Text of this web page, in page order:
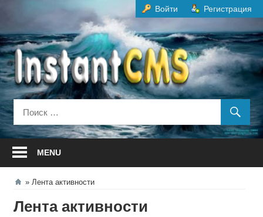
содержанию
Войти Регистрация
MENU
Лента активности
Лента активности